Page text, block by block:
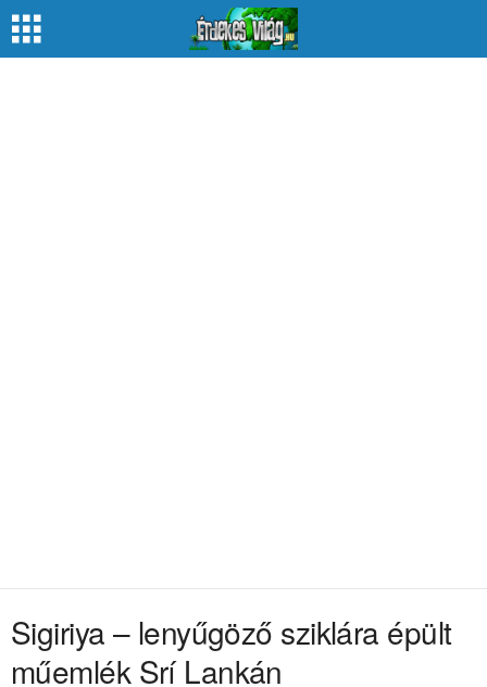
Sigiriya – lenyűgöző sziklára épült
műemlék Srí Lankán